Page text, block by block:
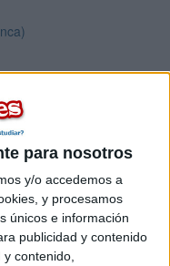
para nosotros
y/o accedemos a
y procesamos
únicos e información
publicidad y contenido
contenido,
carrera
Políticas, estoy haciendo